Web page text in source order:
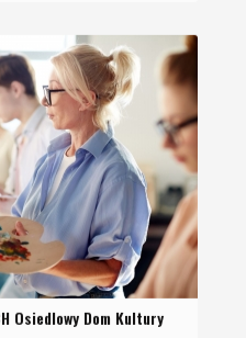
Osiedlowy Dom Kultury